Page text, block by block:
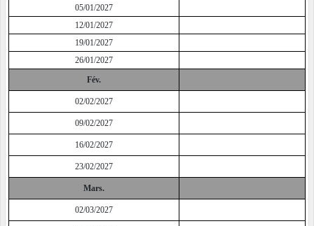
05/01/2027
12/01/2027
19/01/2027
26/01/2027
Fév.
02/02/2027
09/02/2027
16/02/2027
23/02/2027
Mars.
02/03/2027